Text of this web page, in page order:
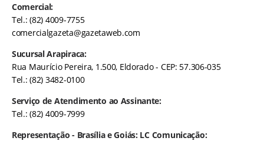
Comercial:
Tel.: (82) 4009-7755
comercialgazeta@gazetaweb.com
Sucursal Arapiraca:
Rua Maurício Pereira, 1.500, Eldorado - CEP: 57.306-035
Tel.: (82) 3482-0100
Serviço de Atendimento ao Assinante:
Tel.: (82) 4009-7999
Representação - Brasília e Goiás: LC Comunicação: